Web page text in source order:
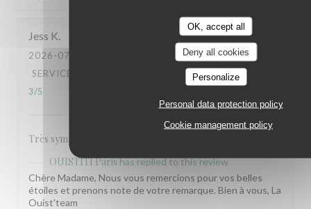
OK, accept all
Deny all cookies
Personalize
Personal data protection policy
Cookie management policy
Jess K
2026-07-17
SERVICE
FOOD: 3/5 VALUE
3/5
Très sympa très cosy mais tarif un peu trop élevé…
OUISTITI Parishas replied to this review
Chère Madame, Nous vous remercions pour vos belles
étoiles et prenons note de votre remarque. Bien à vous, La
Ouist'team